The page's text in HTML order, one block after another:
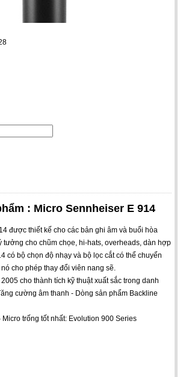
: Micro Sennheiser E 914
được thiết kế cho các bản ghi âm và buổi hòa
tưởng cho chũm chọe, hi-hats, overheads, dàn hợp
có bộ chọn độ nhạy và bộ lọc cắt có thể chuyển
cho phép thay đổi viên nang sẽ.
cho thành tích kỹ thuật xuất sắc trong danh
cường âm thanh - Dòng sản phẩm Backline
trống tốt nhất: Evolution 900 Series